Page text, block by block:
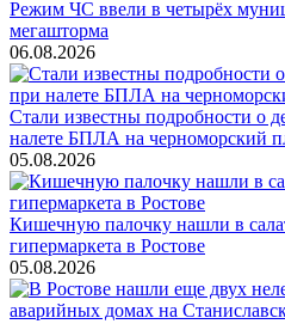
Режим ЧС ввели в четырёх
мегашторма
06.08.2026
Стали известны подробности о
налете БПЛА на черноморский
05.08.2026
Кишечную палочку нашли в
гипермаркета в Ростове
05.08.2026